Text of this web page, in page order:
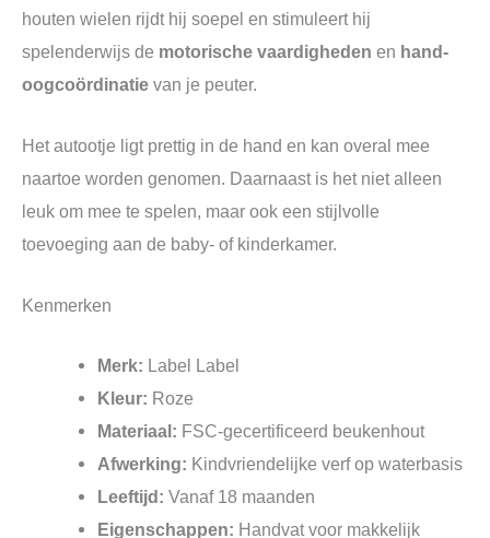
houten wielen rijdt hij soepel en stimuleert hij
spelenderwijs de motorische vaardigheden en hand-
oogcoördinatie van je peuter.
Het autootje ligt prettig in de hand en kan overal mee
naartoe worden genomen. Daarnaast is het niet alleen
leuk om mee te spelen, maar ook een stijlvolle
toevoeging aan de baby- of kinderkamer.
Kenmerken
Merk: Label Label
Kleur: Roze
Materiaal: FSC-gecertificeerd beukenhout
Afwerking: Kindvriendelijke verf op waterbasis
Leeftijd: Vanaf 18 maanden
Eigenschappen: Handvat voor makkelijk